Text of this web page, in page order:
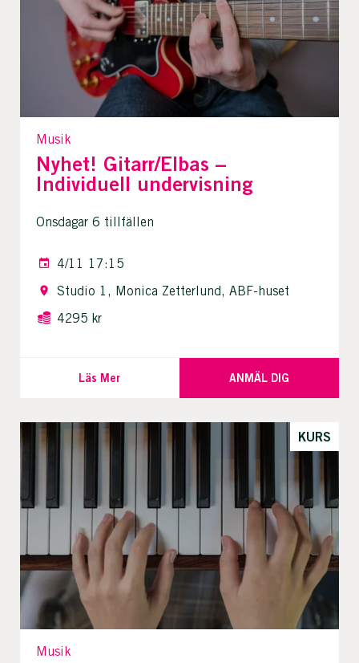
Musik
Nyhet! Gitarr/Elbas –
Individuell undervisning
Onsdagar 6 tillfällen
4/11 17:15
Studio 1, Monica Zetterlund, ABF-huset
4295 kr
Läs Mer ANMÄL DIG
KURS
Musik